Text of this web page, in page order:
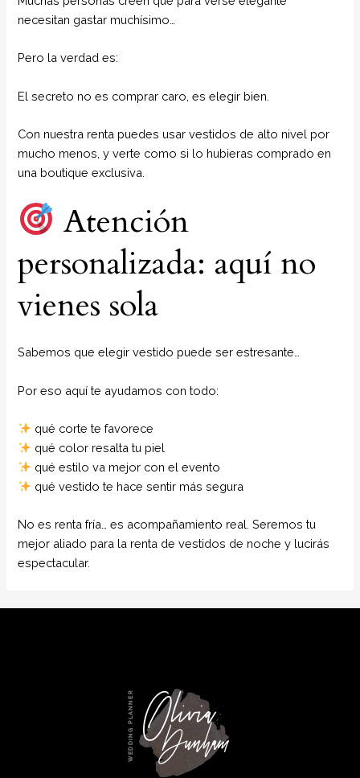
necesitan gastar muchísimo…
Pero la verdad es:
El secreto no es comprar caro, es elegir bien.
Con nuestra renta puedes usar vestidos de alto nivel por
mucho menos, y verte como si lo hubieras comprado en
una boutique exclusiva.
Atención
personalizada: aquí no
vienes sola
Sabemos que elegir vestido puede ser estresante…
Por eso aquí te ayudamos con todo:
qué corte te favorece
qué color resalta tu piel
qué estilo va mejor con el evento
qué vestido te hace sentir más segura
No es renta fría… es acompañamiento real. Seremos tu
mejor aliado para la renta de vestidos de noche y lucirás
espectacular.